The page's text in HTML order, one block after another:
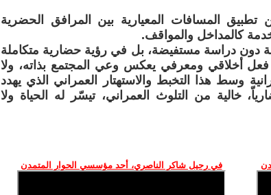
المسافات المعيارية بين المرافق الحضرية
كالمداخل والمواقف.
دون دراسة مستفيضة، بل في رؤية حضارية متكاملة
فعل أخلاقي ومعرفي يعكس وعي المجتمع بذاته، ولا
وسط هذا التخبط والاستهتار العمراني الذي يهدد
خالية من التلوث العمراني، تيسّر له الحياة ولا
في رحيل شاكر الناصري، أحد مؤسسي الحوار المتمدن